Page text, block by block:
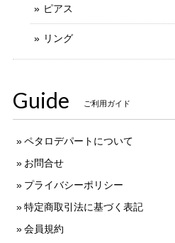
ピアス
リング
Guide ご利用ガイド
ペタロデパートについて
お問合せ
プライバシーポリシー
特定商取引法に基づく表記
会員規約